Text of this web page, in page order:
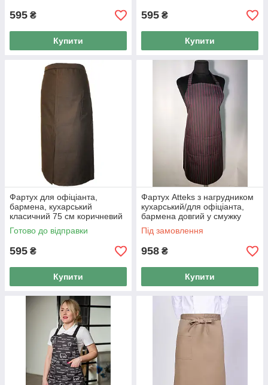
595 ₴
Купити
595 ₴
Купити
Фартух для офіціанта,
бармена, кухарський
класичний 75 см коричневий
Atteks — 00308
Готово до відправки
595 ₴
Купити
Фартух Atteks з нагрудником
кухарський/для офіціанта,
бармена довгий у смужку
чорно-червоний — 00225
Під замовлення
958 ₴
Купити